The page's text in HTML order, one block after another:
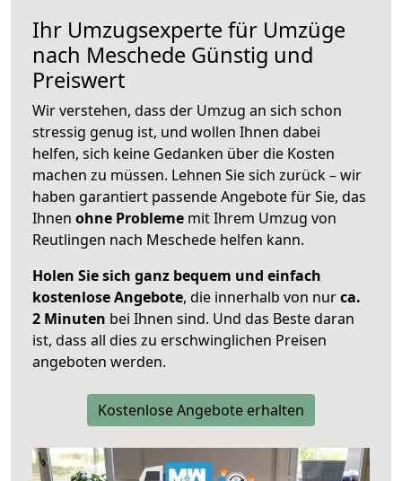
Ihr Umzugsexperte für Umzüge
nach Meschede Günstig und
Preiswert
Wir verstehen, dass der Umzug an sich schon
stressig genug ist, und wollen Ihnen dabei
helfen, sich keine Gedanken über die Kosten
machen zu müssen. Lehnen Sie sich zurück – wir
haben garantiert passende Angebote für Sie, das
Ihnen ohne Probleme mit Ihrem Umzug von
Reutlingen nach Meschede helfen kann.
Holen Sie sich ganz bequem und einfach
kostenlose Angebote, die innerhalb von nurca.
2 Minuten bei Ihnen sind. Und das Beste daran
ist, dass all dies zu erschwinglichen Preisen
angeboten werden.
Kostenlose Angebote erhalten